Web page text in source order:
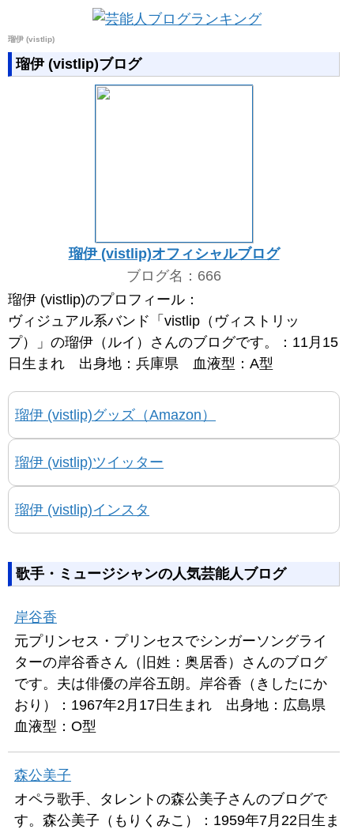
瑠伊 (vistlip)
瑠伊 (vistlip)ブログ
瑠伊 (vistlip)オフィシャルブログ
ブログ名：666
瑠伊 (vistlip)のプロフィール：
ヴィジュアル系バンド「vistlip（ヴィストリッ
プ）」の瑠伊（ルイ）さんのブログです。：11月15
日生まれ 出身地：兵庫県 血液型：A型
瑠伊 (vistlip)グッズ（Amazon）
瑠伊 (vistlip)ツイッター
瑠伊 (vistlip)インスタ
歌手・ミュージシャンの人気芸能人ブログ
岸谷香
元プリンセス・プリンセスでシンガーソングライ
ターの岸谷香さん（旧姓：奥居香）さんのブログ
です。夫は俳優の岸谷五朗。岸谷香（きしたにか
おり）：1967年2月17日生まれ 出身地：広島県
血液型：O型
森公美子
オペラ歌手、タレントの森公美子さんのブログで
す。森公美子（もりくみこ）：1959年7月22日生ま